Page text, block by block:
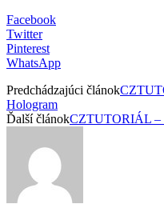
Facebook
Twitter
Pinterest
WhatsApp
Predchádzajúci článok
Hologram
Ďalší článokCZTUTORIÁL –